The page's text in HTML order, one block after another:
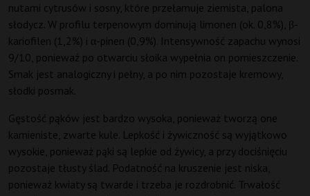
nutami cytrusów i sosny, które przełamuje ziemista, palona
słodycz. W profilu terpenowym dominują limonen (ok. 0,8%), β-
kariofilen (1,2%) i α-pinen (0,9%). Intensywność zapachu wynosi
9/10, ponieważ po otwarciu słoika wypełnia on pomieszczenie.
Smak jest analogiczny i pełny, a po nim pozostaje kremowy,
słodki posmak.
Gęstość pąków jest bardzo wysoka, ponieważ tworzą one
kamieniste, zwarte kule. Lepkość i żywiczność są wyjątkowo
wysokie, ponieważ pąki są lepkie od żywicy, a przy dociśnięciu
pozostaje tłusty ślad. Podatność na kruszenie jest niska,
ponieważ kwiaty są twarde i trzeba je rozdrobnić. Trwałość